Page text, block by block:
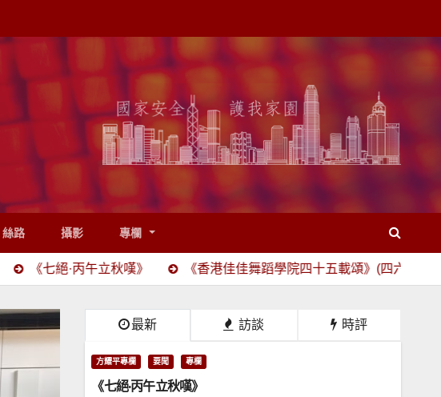
絲路 攝影 專欄
立秋嘆》 《香港佳佳舞蹈學院四十五載頌》(四六駢賦) “寫生”與“
最新 訪談 時評
方耀平專欄 要聞 專欄
《七絕·丙午立秋嘆》